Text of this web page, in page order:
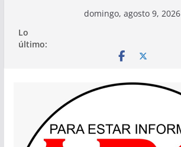
contenido
domingo, agosto 9, 2026
Lo
último: